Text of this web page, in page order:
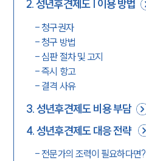
2.성년후견제도 | 이용 방법
-청구권자
-청구 방법
- 심판 절차 및 고지
-즉시 항고
- 결격 사유
3.성년후견제도 비용 부담
4.성년후견제도 대응 전략
- 전문가의 조력이 필요하다면?